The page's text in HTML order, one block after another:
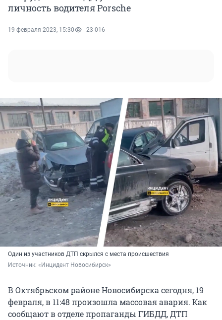
личность водителя Porsche
19 февраля 2023, 15:30 23 016
Один из участников ДТП скрылся с места происшествия
Источник: «Инцидент Новосибирск»
В Октябрьском районе Новосибирска сегодня, 19
февраля, в 11:48 произошла массовая авария. Как
сообщают в отделе пропаганды ГИБДД, ДТП